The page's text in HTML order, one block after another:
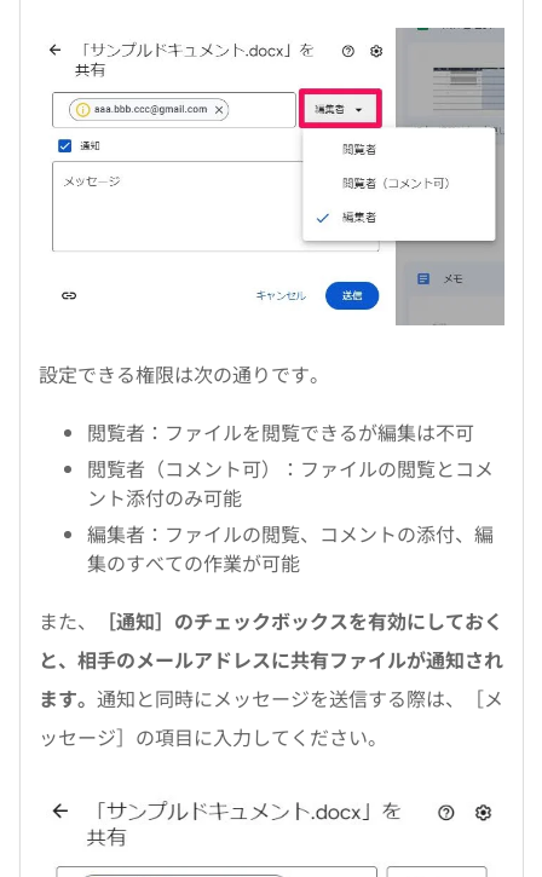
設定できる権限は次の通りです。
閲覧者：ファイルを閲覧できるが編集は不可
閲覧者（コメント可）：ファイルの閲覧とコメ
ント添付のみ可能
編集者：ファイルの閲覧、コメントの添付、編
集のすべての作業が可能
また、
［通知］のチェックボックスを有効にしておく
と、相手のメールアドレスに共有ファイルが通知され
ます。 通知と同時にメッセージを送信する際は、［メ
ッセージ］の項目に入力してください。